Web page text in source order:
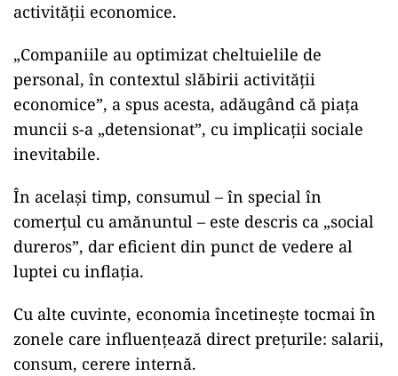
activității economice.
„Companiile au optimizat cheltuielile de
personal, în contextul slăbirii activității
economice”, a spus acesta, adăugând că piața
muncii s-a „detensionat”, cu implicații sociale
inevitabile.
În același timp, consumul – în special în
comerțul cu amănuntul – este descris ca „social
dureros”, dar eficient din punct de vedere al
luptei cu inflația.
Cu alte cuvinte, economia încetinește tocmai în
zonele care influențează direct prețurile: salarii,
consum, cerere internă.